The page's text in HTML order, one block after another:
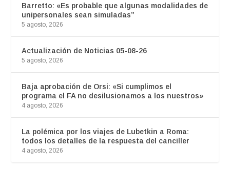
Barretto: «Es probable que algunas modalidades de
unipersonales sean simuladas”
5 agosto, 2026
Actualización de Noticias 05-08-26
5 agosto, 2026
Baja aprobación de Orsi: «Si cumplimos el
programa el FA no desilusionamos a los nuestros»
4 agosto, 2026
La polémica por los viajes de Lubetkin a Roma:
todos los detalles de la respuesta del canciller
4 agosto, 2026